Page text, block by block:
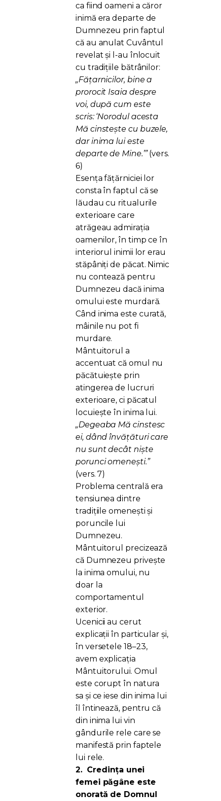
ca fiind oameni a căror
inimă era departe de
Dumnezeu prin faptul
că au anulat Cuvântul
revelat și l-au înlocuit
cu tradițiile bătrânilor:
„Făţarnicilor, bine a
prorocit Isaia despre
voi, după cum este
scris: ‘Norodul acesta
Mă cinsteşte cu buzele,
dar inima lui este
departe de Mine.’”(vers.
6)
Esența fățărniciei lor
consta în faptul că se
lăudau cu ritualurile
exterioare care
atrăgeau admirația
oamenilor, în timp ce în
interiorul inimii lor erau
stăpâniți de păcat. Nimic
nu contează pentru
Dumnezeu dacă inima
omului este murdară.
Când inima este curată,
mâinile nu pot fi
murdare.
Mântuitorul a
accentuat că omul nu
păcătuiește prin
atingerea de lucruri
exterioare, ci păcatul
locuiește în inima lui.
„Degeaba Mă cinstesc
ei, dând învăţături care
nu sunt decât nişte
porunci omeneşti.”
(vers. 7)
Problema centrală era
tensiunea dintre
tradițiile omenești și
poruncile lui
Dumnezeu.
Mântuitorul precizează
că Dumnezeu privește
la inima omului, nu
doar la
comportamentul
exterior.
Ucenicii au cerut
explicații în particular și,
în versetele 18–23,
avem explicația
Mântuitorului. Omul
este corupt în natura
sa și ce iese din inima lui
îl întinează, pentru că
din inima lui vin
gândurile rele care se
manifestă prin faptele
lui rele.
2. Credința unei
femei păgâne este
onorată de Domnul